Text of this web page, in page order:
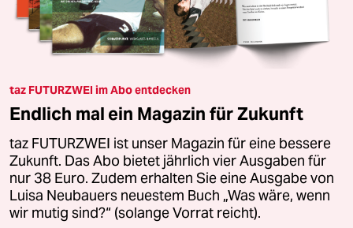
taz FUTURZWEI im Abo entdecken
Endlich mal ein Magazin für Zukunft
taz FUTURZWEI ist unser Magazin für eine bessere
Zukunft. Das Abo bietet jährlich vier Ausgaben für
nur 38 Euro. Zudem erhalten Sie eine Ausgabe von
Luisa Neubauers neuestem Buch „Was wäre, wenn
wir mutig sind?“ (solange Vorrat reicht).